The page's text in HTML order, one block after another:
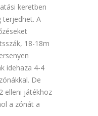
keretben
terjedhet. A
18-18m
idehaza 4-4
De
elleni játékhoz
a zónát a